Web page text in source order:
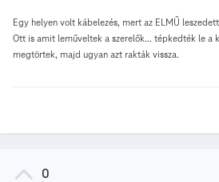
Egy helyen volt kábelezés, mert az ELMŰ
Ott is amit leműveltek a szerelők... tépkedték le a
megtörtek, majd ugyan azt rakták vissza.
0